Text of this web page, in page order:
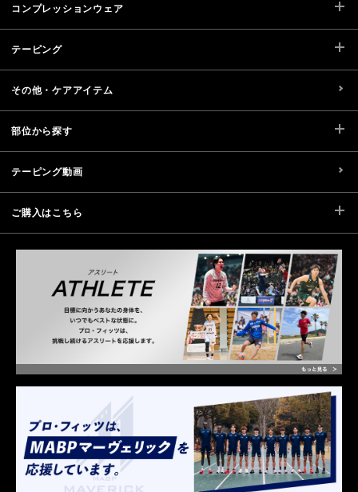
コンプレッションウェア
テーピング
その他・ケアアイテム
部位から探す
テーピング動画
ご購入はこちら